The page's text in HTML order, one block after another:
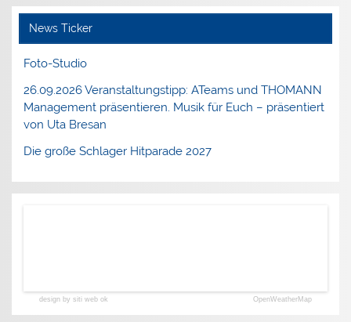
News Ticker
Foto-Studio
26.09.2026 Veranstaltungstipp: ATeams und THOMANN
Management präsentieren. Musik für Euch – präsentiert
von Uta Bresan
Die große Schlager Hitparade 2027
design by siti web ok OpenWeatherMap